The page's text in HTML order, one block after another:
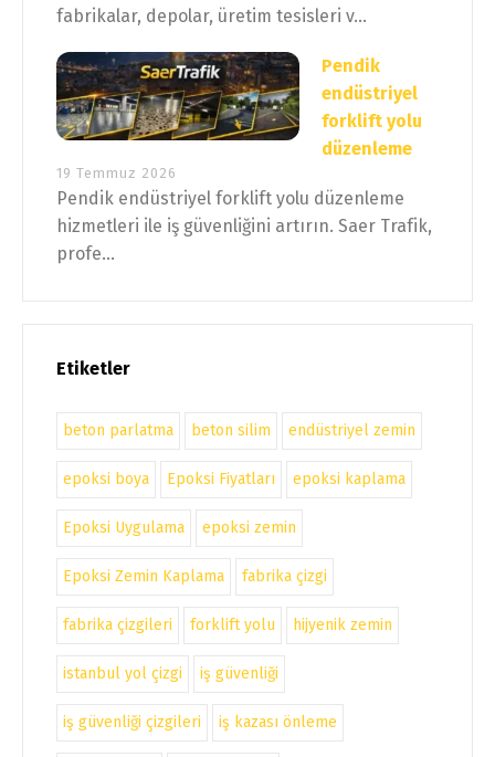
fabrikalar, depolar, üretim tesisleri v...
Pendik
endüstriyel
forklift yolu
düzenleme
19 Temmuz 2026
Pendik endüstriyel forklift yolu düzenleme
hizmetleri ile iş güvenliğini artırın. Saer Trafik,
profe...
Etiketler
beton parlatma beton silim endüstriyel zemin
epoksi boya Epoksi Fiyatları epoksi kaplama
Epoksi Uygulama epoksi zemin
Epoksi Zemin Kaplama fabrika çizgi
fabrika çizgileri forklift yolu hijyenik zemin
istanbul yol çizgi iş güvenliği
iş güvenliği çizgileri iş kazası önleme